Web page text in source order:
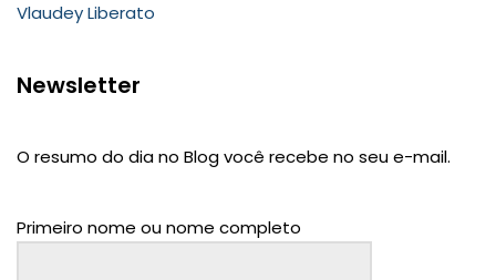
Vlaudey Liberato
Newsletter
O resumo do dia no Blog você recebe no seu e-mail.
Primeiro nome ou nome completo